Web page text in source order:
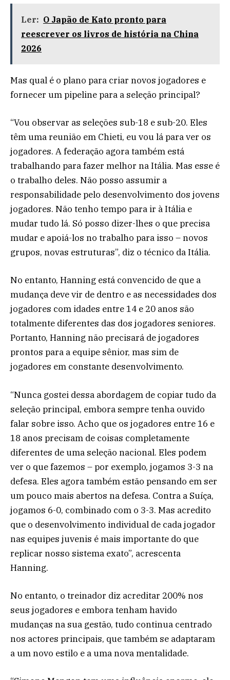
Ler: O Japão de Kato pronto para
reescrever os livros de história na China
2026
Mas qual é o plano para criar novos jogadores e
fornecer um pipeline para a seleção principal?
“Vou observar as seleções sub-18 e sub-20. Eles
têm uma reunião em Chieti, eu vou lá para ver os
jogadores. A federação agora também está
trabalhando para fazer melhor na Itália. Mas esse é
o trabalho deles. Não posso assumir a
responsabilidade pelo desenvolvimento dos jovens
jogadores. Não tenho tempo para ir à Itália e
mudar tudo lá. Só posso dizer-lhes o que precisa
mudar e apoiá-los no trabalho para isso – novos
grupos, novas estruturas”, diz o técnico da Itália.
No entanto, Hanning está convencido de que a
mudança deve vir de dentro e as necessidades dos
jogadores com idades entre 14 e 20 anos são
totalmente diferentes das dos jogadores seniores.
Portanto, Hanning não precisará de jogadores
prontos para a equipe sênior, mas sim de
jogadores em constante desenvolvimento.
“Nunca gostei dessa abordagem de copiar tudo da
seleção principal, embora sempre tenha ouvido
falar sobre isso. Acho que os jogadores entre 16 e
18 anos precisam de coisas completamente
diferentes de uma seleção nacional. Eles podem
ver o que fazemos – por exemplo, jogamos 3-3 na
defesa. Eles agora também estão pensando em ser
um pouco mais abertos na defesa. Contra a Suíça,
jogamos 6-0, combinado com o 3-3. Mas acredito
que o desenvolvimento individual de cada jogador
nas equipes juvenis é mais importante do que
replicar nosso sistema exato”, acrescenta
Hanning.
No entanto, o treinador diz acreditar 200% nos
seus jogadores e embora tenham havido
mudanças na sua gestão, tudo continua centrado
nos actores principais, que também se adaptaram
a um novo estilo e a uma nova mentalidade.